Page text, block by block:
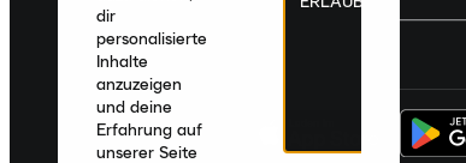
dir
personalisierte
Inhalte
anzuzeigen
und deine
Erfahrung auf
unserer Seite